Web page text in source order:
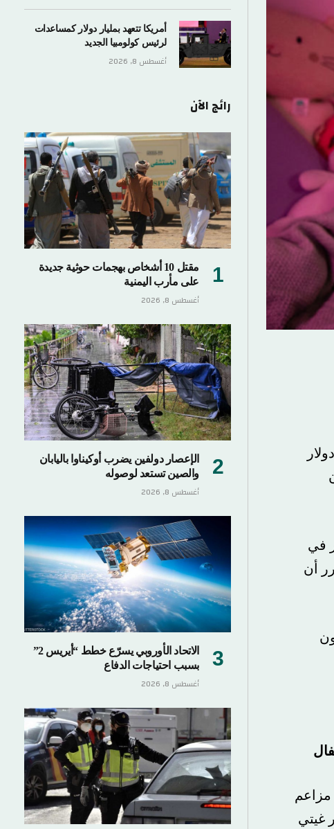
أمريكا تتعهد بمليار دولار كمساعدات
لرئيس كولومبيا الجديد
أغسطس 8, 2026
رائج الآن
مقتل 10 أشخاص بهجمات حوثية جديدة
على مأرب اليمنية
أغسطس 8, 2026
الإعصار دولفين يضرب أوكيناوا باليابان
والصين تستعد لوصوله
أغسطس 8, 2026
الاتحاد الأوروبي يسرّع خطط “أيريس 2”
بسبب احتياجات الدفاع
أغسطس 8, 2026